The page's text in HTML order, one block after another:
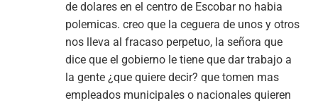
de dolares en el centro de Escobar no habia
polemicas. creo que la ceguera de unos y otros
nos lleva al fracaso perpetuo, la señora que
dice que el gobierno le tiene que dar trabajo a
la gente ¿que quiere decir? que tomen mas
empleados municipales o nacionales quieren